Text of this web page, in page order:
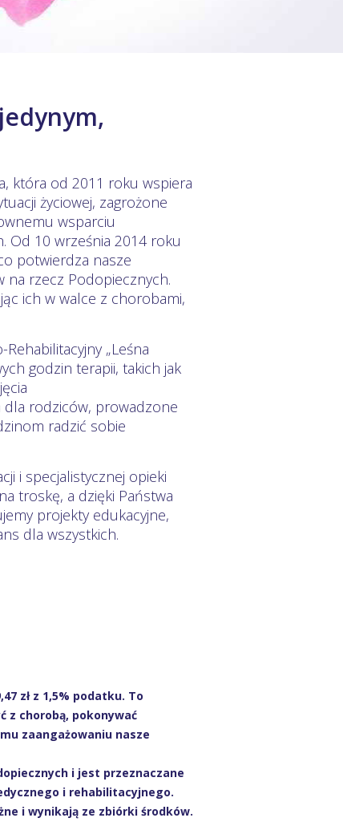
która od 2011 roku wspiera
życiowej, zagrożone
wsparciu
Od 10 września 2014 roku
potwierdza nasze
na rzecz Podopiecznych.
ich w walce z chorobami,
„Leśna
godzin terapii, takich jak
rodziców, prowadzone
radzić sobie
i specjalistycznej opieki
troskę, a dzięki Państwa
projekty edukacyjne,
dla wszystkich.
zł z 1,5% podatku. To
z chorobą, pokonywać
zaangażowaniu nasze
i jest przeznaczane
i rehabilitacyjnego.
i wynikają ze zbiórki środków.